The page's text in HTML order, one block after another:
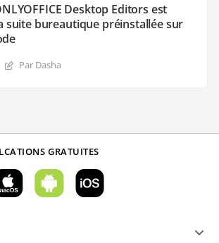
Desktop Editors est
suite bureautique préinstallée sur
Par Dasha
GRATUITES